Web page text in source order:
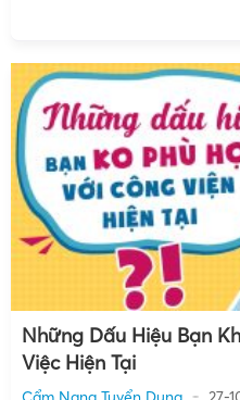
Những Dấu Hiệu Bạn
Việc Hiện Tại